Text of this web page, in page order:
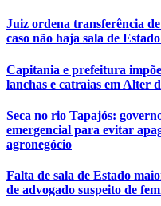
Juiz ordena transferência
caso não haja sala de
Capitania e prefeitura
lanchas e catraias em Alter
Seca no rio Tapajós:
emergencial para evitar
agronegócio
Falta de sala de Estado
de advogado suspeito de